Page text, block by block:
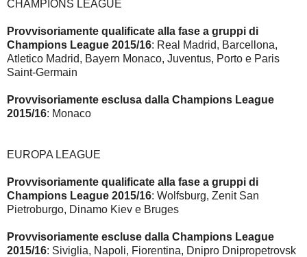
CHAMPIONS LEAGUE
Provvisoriamente qualificate alla fase a gruppi di
Champions League 2015/16: Real Madrid, Barcellona,
Atletico Madrid, Bayern Monaco, Juventus, Porto e Paris
Saint-Germain
Provvisoriamente esclusa dalla Champions League
2015/16: Monaco
EUROPA LEAGUE
Provvisoriamente qualificate alla fase a gruppi di
Champions League 2015/16: Wolfsburg, Zenit San
Pietroburgo, Dinamo Kiev e Bruges
Provvisoriamente escluse dalla Champions League
2015/16: Siviglia, Napoli, Fiorentina, Dnipro Dnipropetrovsk